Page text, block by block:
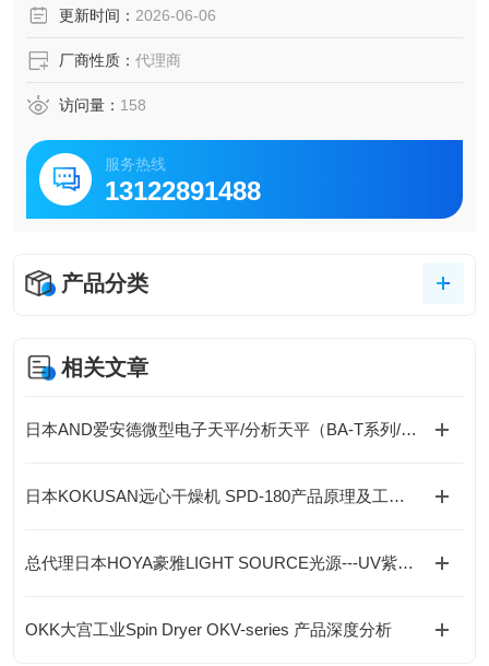
更新时间： 2026-06-06
厂商性质： 代理商
访问量： 158
服务热线
13122891488
产品分类
相关文章
日本AND爱安德微型电子天平/分析天平（BA-T系列/BA系列（A&D Borealis）
日本KOKUSAN远心干燥机 SPD-180产品原理及工况选型指南
总代理日本HOYA豪雅LIGHT SOURCE光源---UV紫外线LED光源产品
OKK大宫工业Spin Dryer OKV-series 产品深度分析